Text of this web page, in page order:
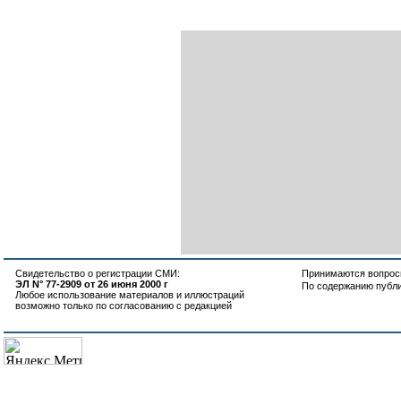
Свидетельство о регистрации СМИ:
ЭЛ N° 77-2909 от 26 июня 2000 г
Любое использование материалов и иллюстраций
возможно только по согласованию с редакцией
Принимаются
По содержанию